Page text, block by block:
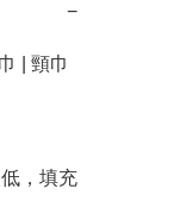
−
| 頸巾
，填充